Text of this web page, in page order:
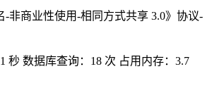
-非商业性使用-相同方式共享 3.0》协议-
秒 数据库查询：18 次 占用内存：3.7